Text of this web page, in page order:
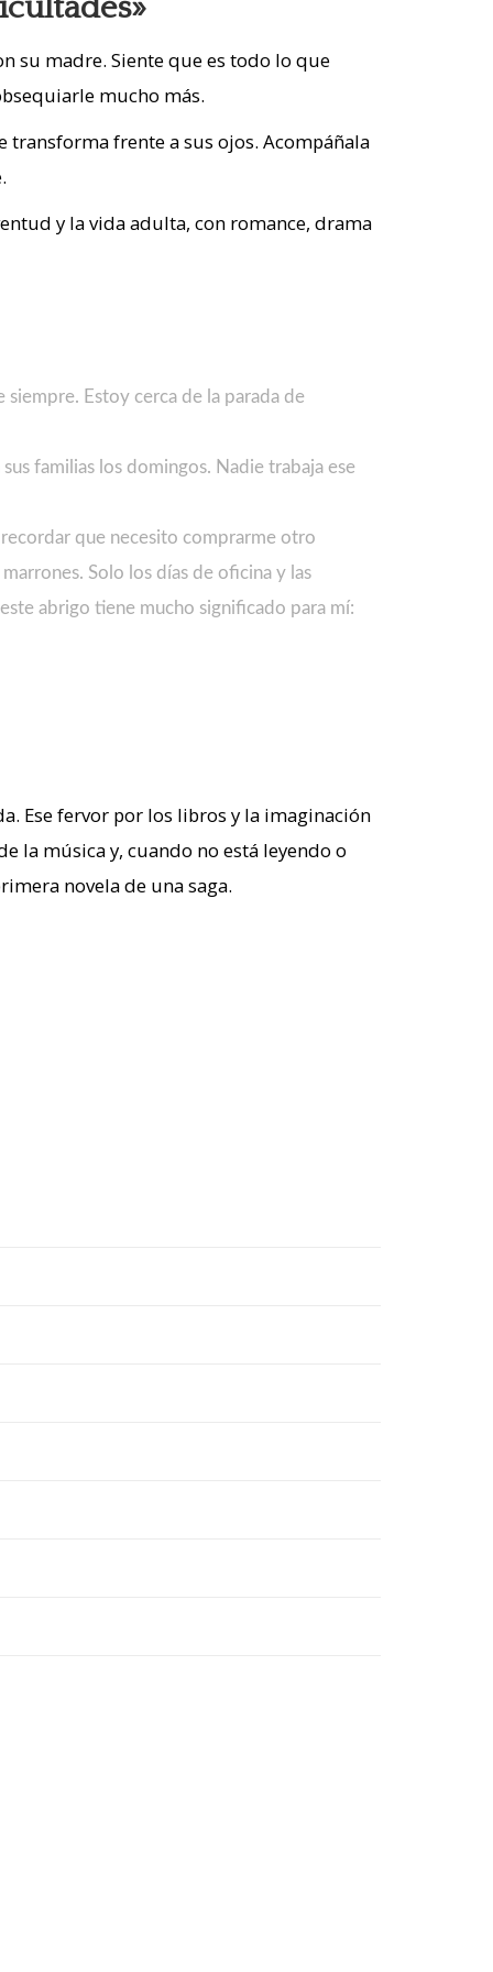
su madre. Siente que es todo lo que
mucho más.
transforma frente a sus ojos. Acompáñala
y la vida adulta, con romance, drama
siempre. Estoy cerca de la parada de
familias los domingos. Nadie trabaja ese
recordar que necesito comprarme otro
Solo los días de oficina y las
abrigo tiene mucho significado para mí:
Ese fervor por los libros y la imaginación
la música y, cuando no está leyendo o
novela de una saga.